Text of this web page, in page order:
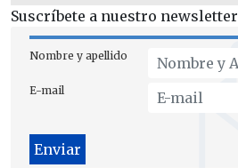
Suscríbete a nuestro newsletter
Nombre y apellido
E-mail